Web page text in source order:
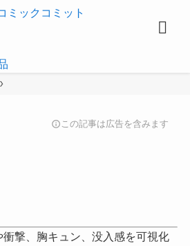
infoこの記事は広告を含みます
撃、胸キュン、没入感を可視化